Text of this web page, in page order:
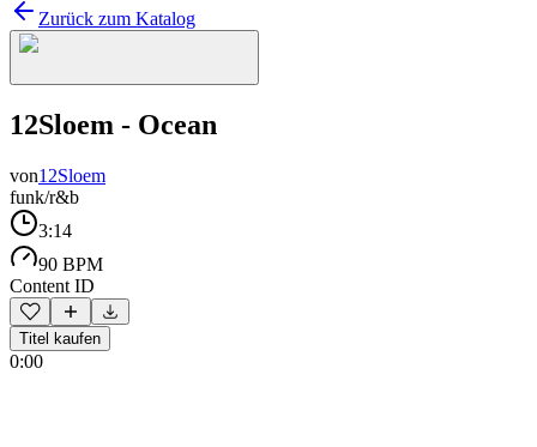
Zurück zum Katalog
12Sloem - Ocean
von12Sloem
funk/r&b
3:14
90 BPM
Content ID
Titel kaufen
0:00